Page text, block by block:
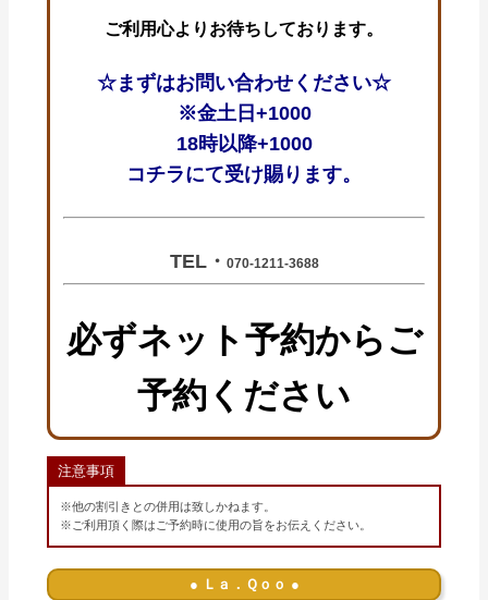
ご利用心よりお待ちしております。
☆まずはお問い合わせください☆
※金土日+1000
18時以降+1000
コチラにて受け賜ります。
TEL・ 070-1211-3688
必ずネット予約からご
予約ください
注意事項
※他の割引きとの併用は致しかねます。
※ご利用頂く際はご予約時に使用の旨をお伝えください。
● Ｌａ．Ｑｏｏ ●